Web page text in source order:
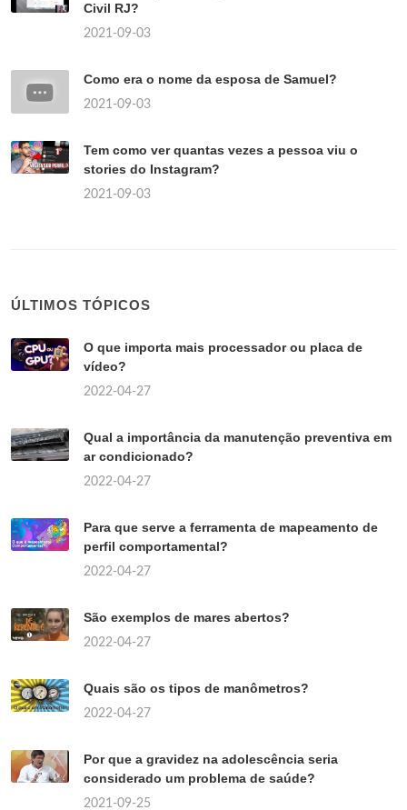
Civil RJ?
2021-09-03
Como era o nome da esposa de Samuel?
2021-09-03
Tem como ver quantas vezes a pessoa viu o
stories do Instagram?
2021-09-03
ÚLTIMOS TÓPICOS
O que importa mais processador ou placa de
vídeo?
2022-04-27
Qual a importância da manutenção preventiva em
ar condicionado?
2022-04-27
Para que serve a ferramenta de mapeamento de
perfil comportamental?
2022-04-27
São exemplos de mares abertos?
2022-04-27
Quais são os tipos de manômetros?
2022-04-27
Por que a gravidez na adolescência seria
considerado um problema de saúde?
2021-09-25